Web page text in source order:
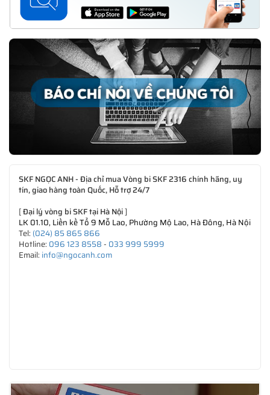
SKF NGỌC ANH - Địa chỉ mua Vòng bi SKF 2316 chính hãng, uy
tín, giao hàng toàn Quốc, Hỗ trợ 24/7
[Đại lý vòng bi SKF tại Hà Nội]
LK 01.10, Liền kề Tổ 9 Mỗ Lao, Phường Mộ Lao, Hà Đông, Hà Nội
Tel: (024) 85 865 866
Hotline: 096 123 8558- 033 999 5999
Email: info@ngocanh.com